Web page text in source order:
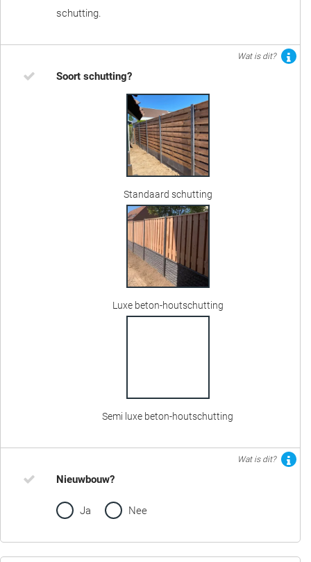
schutting.
Wat is dit?
Soort schutting?
Standaard schutting
Luxe beton-houtschutting
Semi luxe beton-houtschutting
Wat is dit?
Nieuwbouw?
Ja Nee